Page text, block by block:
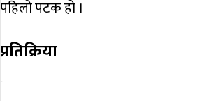
पहिलो पटक हो ।
प्रतिक्रिया